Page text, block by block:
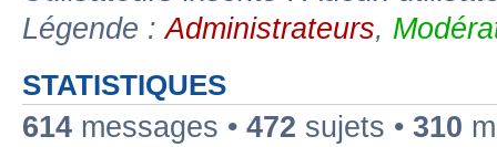
Légende :Administrateurs,
STATISTIQUES
614 messages • 472 sujets • 310